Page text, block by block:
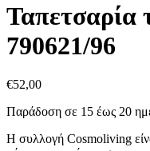
Ταπετσαρία
790621/96
€52,00
Παράδοση σε 15 έως 20
Η συλλογή Cosmoliving